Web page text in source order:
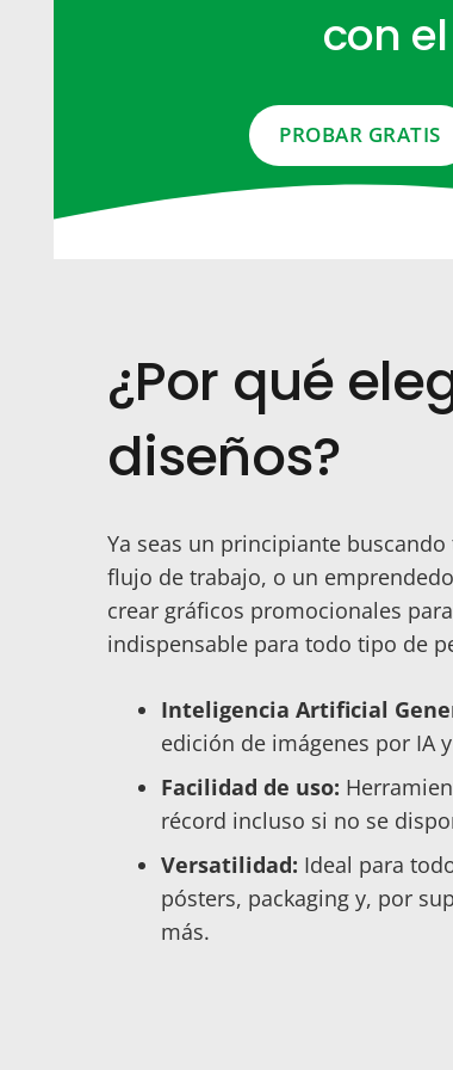
con
PROBAR GRATIS
¿Por qué
diseños?
Ya seas un principiante
flujo de trabajo, o un
crear gráficos promocionales
indispensable para todo tipo de
Inteligencia Artificial
edición de imágenes por IA
Facilidad de uso:
récord incluso si no se
Versatilidad: Ideal para
pósters, packaging y, por
más.